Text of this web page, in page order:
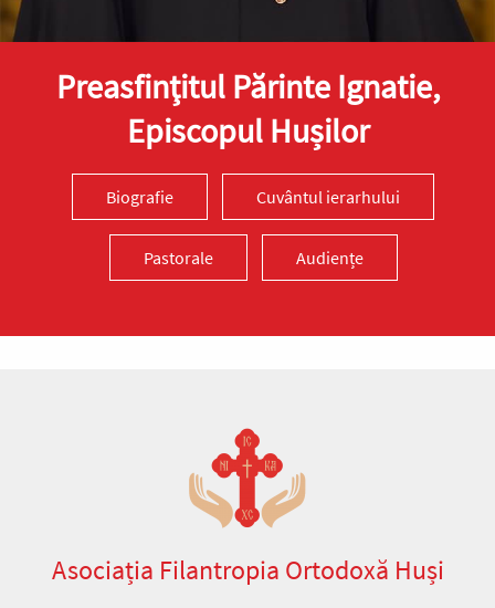
Preasfinţitul Părinte Ignatie,
Episcopul Hușilor
Biografie Cuvântul ierarhului
Pastorale Audiențe
Asociația Filantropia Ortodoxă Huși